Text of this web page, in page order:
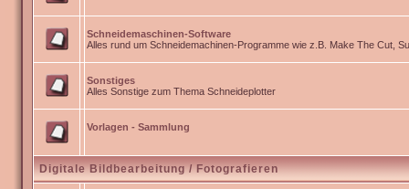
Schneidemaschinen-Software
Alles rund um Schneidemachinen-Programme wie z.B. Make The Cut,
Sonstiges
Alles Sonstige zum Thema Schneideplotter
Vorlagen - Sammlung
Digitale Bildbearbeitung / Fotografieren